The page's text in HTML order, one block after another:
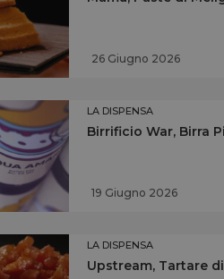
26 Giugno 2026
LA DISPENSA
Birrificio War, Birra
19 Giugno 2026
LA DISPENSA
Upstream, Tartare